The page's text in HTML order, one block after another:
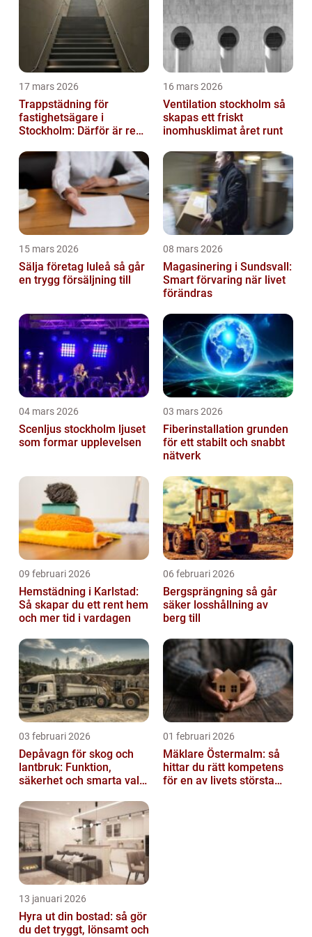
17 mars 2026
Trappstädning för
fastighetsägare i
Stockholm: Därför är rena
investering
16 mars 2026
Ventilation stockholm så
skapas ett friskt
inomhusklimat året runt
15 mars 2026
Sälja företag luleå så går
en trygg försäljning till
08 mars 2026
Magasinering i Sundsvall:
Smart förvaring när livet
förändras
04 mars 2026
Scenljus stockholm ljuset
som formar upplevelsen
03 mars 2026
Fiberinstallation grunden
för ett stabilt och snabbt
nätverk
09 februari 2026
Hemstädning i Karlstad:
Så skapar du ett rent hem
och mer tid i vardagen
06 februari 2026
Bergsprängning så går
säker losshållning av
berg till
03 februari 2026
Depåvagn för skog och
lantbruk: Funktion,
säkerhet och smarta val
01 februari 2026
Mäklare Östermalm: så
hittar du rätt kompetens
för en av livets största
13 januari 2026
Hyra ut din bostad: så gör
du det tryggt, lönsamt och